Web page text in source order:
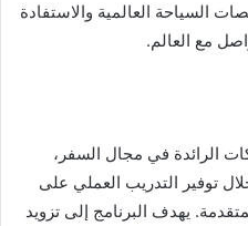
السياحة العالمية والاستفادة
مع العالم.
الرائدة في مجال السفر،
توفير التدريب العملي على
يهدف البرنامج إلى تزويد